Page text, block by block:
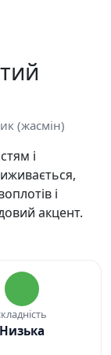
(жасмін)
і
і
акцент.
Низька